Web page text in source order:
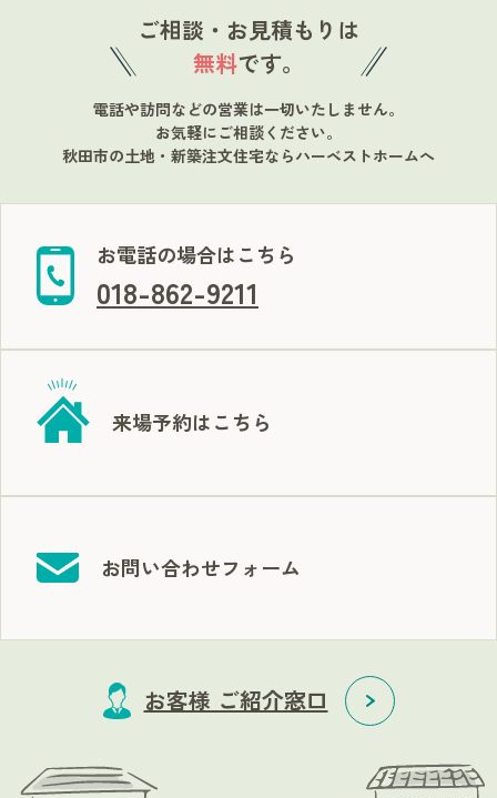
ご相談・お見積もりは
無料です。
電話や訪問などの営業は一切いたしません。
お気軽にご相談ください。
秋田市の土地・新築注文住宅ならハーベストホームへ
お電話の場合はこちら
018-862-9211
来場予約はこちら
お問い合わせフォーム
お客様 ご紹介窓口